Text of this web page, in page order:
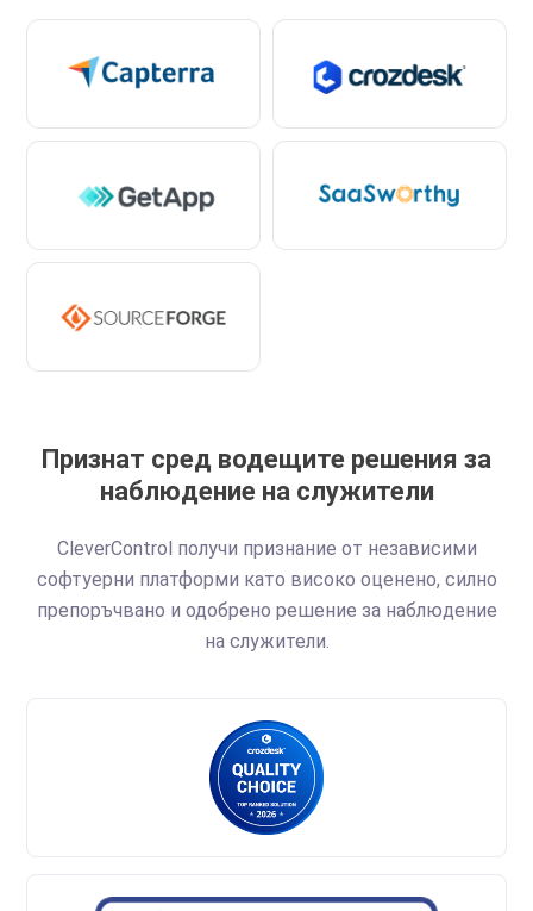
Признат сред водещите решения за
наблюдение на служители
CleverControl получи признание от независими
софтуерни платформи като високо оценено, силно
препоръчвано и одобрено решение за наблюдение
на служители.